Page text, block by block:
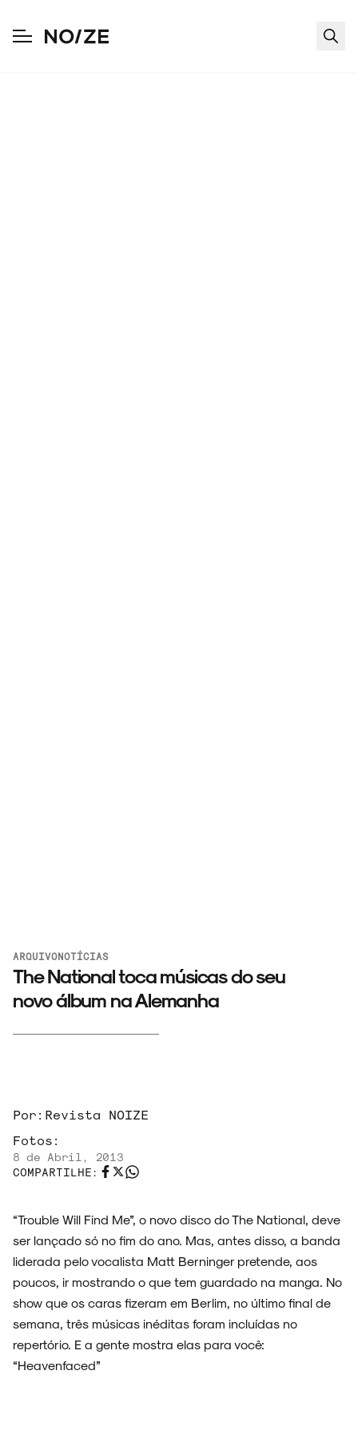
ARQUIVO
ENTREVISTAS
ESPECIAIS
ARQUIVONOTÍCIAS
The National toca músicas do seu
novo álbum na Alemanha
Por: Revista NOIZE
Fotos:
8 de Abril, 2013
COMPARTILHE:
“Trouble Will Find Me”, o novo disco do The National, deve
ser lançado só no fim do ano. Mas, antes disso, a banda
liderada pelo vocalista Matt Berninger pretende, aos
poucos, ir mostrando o que tem guardado na manga. No
show que os caras fizeram em Berlim, no último final de
semana, três músicas inéditas foram incluídas no
repertório. E a gente mostra elas para você:
“Heavenfaced”